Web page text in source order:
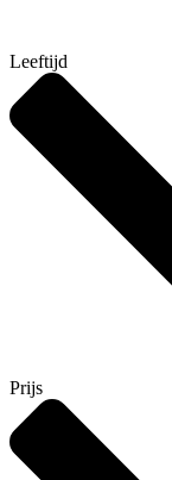
Leeftijd
Prijs